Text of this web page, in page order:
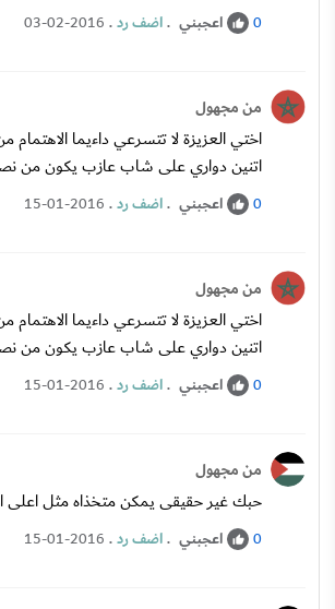
0 اعجبني .اضف رد.
03-02-2016
من مجهول
اختي العزيزة لا تتسرعي داءيما
اتنين دواري على شاب عازب يكون من
0 اعجبني .اضف رد.
15-01-2016
من مجهول
اختي العزيزة لا تتسرعي داءيما
اتنين دواري على شاب عازب يكون من
0 اعجبني .اضف رد.
15-01-2016
من مجهول
حبك غير حقيقى يمكن متخذاه مثل
0 اعجبني .اضف رد.
15-01-2016